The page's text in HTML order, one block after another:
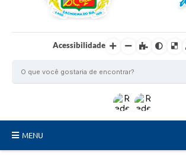
Acessibilidade
MENU